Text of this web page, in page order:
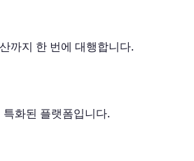
까지 한 번에 대행합니다.
화된 플랫폼입니다.